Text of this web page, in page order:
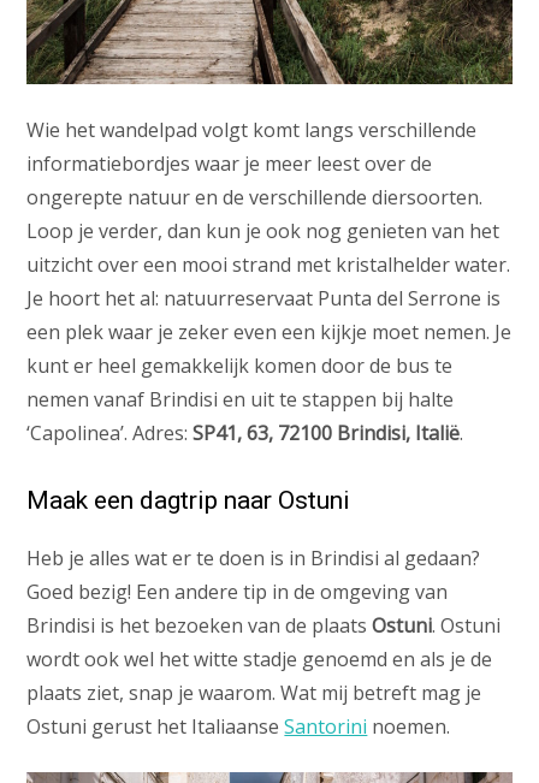
Wie het wandelpad volgt komt langs verschillende
informatiebordjes waar je meer leest over de
ongerepte natuur en de verschillende diersoorten.
Loop je verder, dan kun je ook nog genieten van het
uitzicht over een mooi strand met kristalhelder water.
Je hoort het al: natuurreservaat Punta del Serrone is
een plek waar je zeker even een kijkje moet nemen. Je
kunt er heel gemakkelijk komen door de bus te
nemen vanaf Brindisi en uit te stappen bij halte
‘Capolinea’. Adres: SP41, 63, 72100 Brindisi, Italië.
Maak een dagtrip naar Ostuni
Heb je alles wat er te doen is in Brindisi al gedaan?
Goed bezig! Een andere tip in de omgeving van
Brindisi is het bezoeken van de plaatsOstuni. Ostuni
wordt ook wel het witte stadje genoemd en als je de
plaats ziet, snap je waarom. Wat mij betreft mag je
Ostuni gerust het ItaliaanseSantorini noemen.